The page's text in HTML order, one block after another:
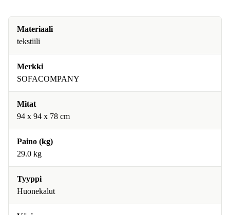
Materiaali
tekstiili
Merkki
SOFACOMPANY
Mitat
94 x 94 x 78 cm
Paino (kg)
29.0 kg
Tyyppi
Huonekalut